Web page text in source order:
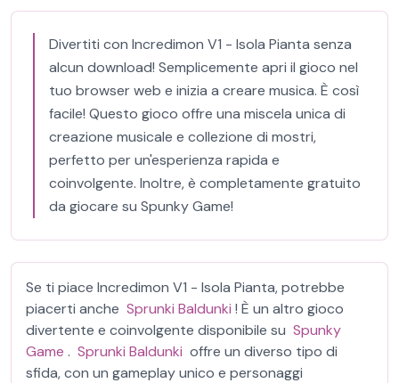
Divertiti con Incredimon V1 - Isola Pianta senza
alcun download! Semplicemente apri il gioco nel
tuo browser web e inizia a creare musica. È così
facile! Questo gioco offre una miscela unica di
creazione musicale e collezione di mostri,
perfetto per un'esperienza rapida e
coinvolgente. Inoltre, è completamente gratuito
da giocare su Spunky Game!
Se ti piace Incredimon V1 - Isola Pianta, potrebbe
piacerti anche Sprunki Baldunki ! È un altro gioco
divertente e coinvolgente disponibile su Spunky
Game . Sprunki Baldunki offre un diverso tipo di
sfida, con un gameplay unico e personaggi